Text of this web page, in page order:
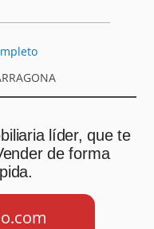
líder, que te
de forma